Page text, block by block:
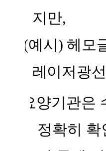
지만,
* (예시 ) 헤모
레이저광
요양기관
정확히